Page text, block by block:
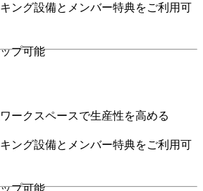
ング設備とメンバー特典をご利用可
プ可能
ークスペースで生産性を高める
ング設備とメンバー特典をご利用可